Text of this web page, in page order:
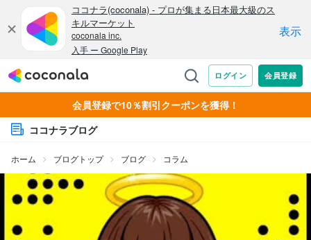
会員登録で10％割引クーポンを獲得！
ココナラブログ
ホーム ブログトップ ブログ コラム